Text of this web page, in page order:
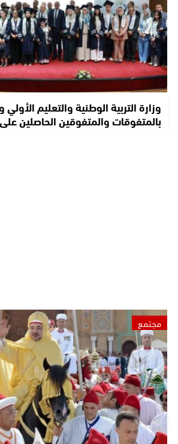
وزارة التربية الوطنية والتعليم
بالمتفوقات والمتفوقين الحاصلين
مجتمع